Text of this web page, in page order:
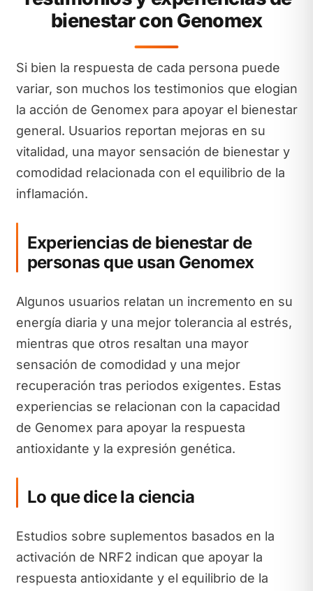
bienestar con Genomex
Si bien la respuesta de cada persona puede
variar, son muchos los testimonios que elogian
la acción de Genomex para apoyar el bienestar
general. Usuarios reportan mejoras en su
vitalidad, una mayor sensación de bienestar y
comodidad relacionada con el equilibrio de la
inflamación.
Experiencias de bienestar de
personas que usan Genomex
Algunos usuarios relatan un incremento en su
energía diaria y una mejor tolerancia al estrés,
mientras que otros resaltan una mayor
sensación de comodidad y una mejor
recuperación tras periodos exigentes. Estas
experiencias se relacionan con la capacidad
de Genomex para apoyar la respuesta
antioxidante y la expresión genética.
Lo que dice la ciencia
Estudios sobre suplementos basados en la
activación de NRF2 indican que apoyar la
respuesta antioxidante y el equilibrio de la